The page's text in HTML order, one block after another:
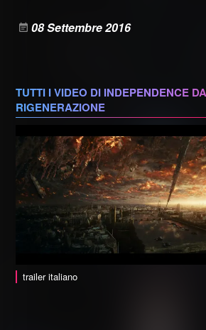
08 Settembre 2016
TUTTI I VIDEO DI INDEPENDENCE
RIGENERAZIONE
trailer italiano